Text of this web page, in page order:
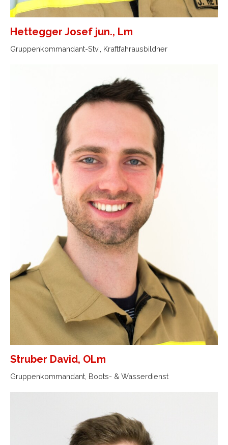
Hettegger Josef jun., Lm
Gruppenkommandant-Stv., Kraftfahrausbildner
Struber David, OLm
Gruppenkommandant, Boots- & Wasserdienst